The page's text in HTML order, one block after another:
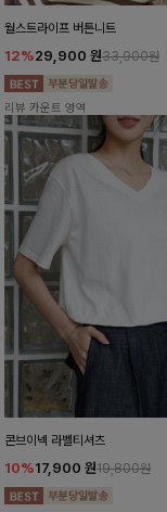
월스트라이프 버튼니트
12%29,900 원33,900원
리뷰 카운트 영역
콘브이넥 라벨티셔츠
10%17,900 원19,800원